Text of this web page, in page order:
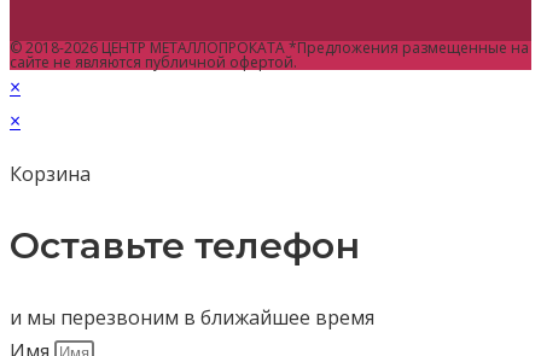
© 2018-2026 ЦЕНТР МЕТАЛЛОПРОКАТА *Предложения размещенные на
сайте не являются публичной офертой.
×
×
Корзина
Оставьте телефон
и мы перезвоним в ближайшее время